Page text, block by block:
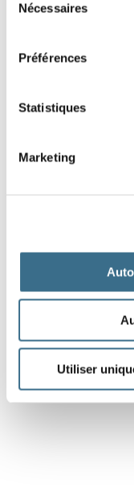
Nécessaires
Préférences
Statistiques
Marketing
Utiliser